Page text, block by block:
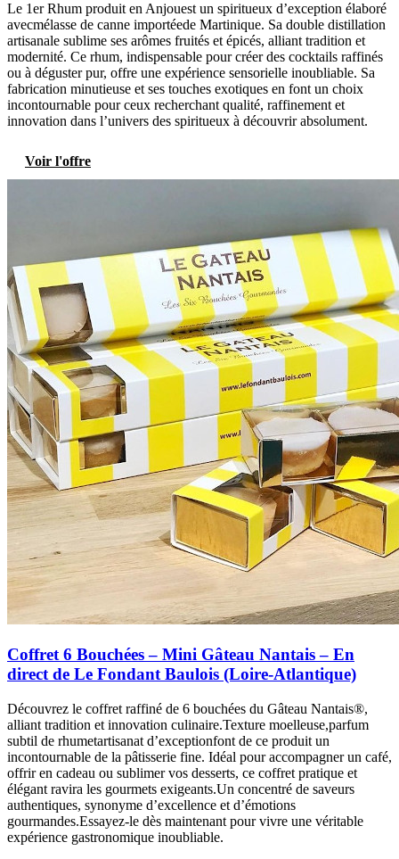
Le 1er Rhum produit en Anjouest un spiritueux d’exception élaboré
avecmélasse de canne importéede Martinique. Sa double distillation
artisanale sublime ses arômes fruités et épicés, alliant tradition et
modernité. Ce rhum, indispensable pour créer des cocktails raffinés
ou à déguster pur, offre une expérience sensorielle inoubliable. Sa
fabrication minutieuse et ses touches exotiques en font un choix
incontournable pour ceux recherchant qualité, raffinement et
innovation dans l’univers des spiritueux à découvrir absolument.
Voir l'offre
Coffret 6 Bouchées – Mini Gâteau Nantais – En
direct de Le Fondant Baulois (Loire-Atlantique)
Découvrez le coffret raffiné de 6 bouchées du Gâteau Nantais®,
alliant tradition et innovation culinaire.Texture moelleuse,parfum
subtil de rhumetartisanat d’exceptionfont de ce produit un
incontournable de la pâtisserie fine. Idéal pour accompagner un café,
offrir en cadeau ou sublimer vos desserts, ce coffret pratique et
élégant ravira les gourmets exigeants.Un concentré de saveurs
authentiques, synonyme d’excellence et d’émotions
gourmandes.Essayez-le dès maintenant pour vivre une véritable
expérience gastronomique inoubliable.